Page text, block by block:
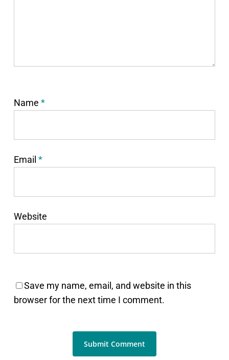
Name *
Email *
Website
Save my name, email, and website in this
browser for the next time I comment.